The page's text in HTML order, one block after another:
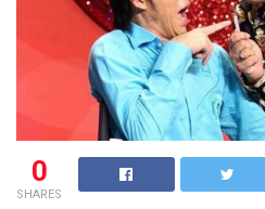
0
SHARES